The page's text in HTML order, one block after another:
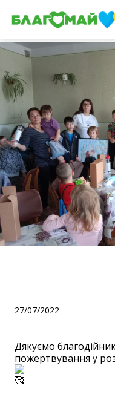
27/07/2022
Дякуємо
пожертвування у